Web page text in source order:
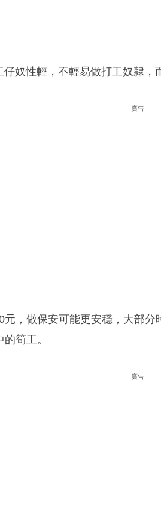
奴性輕，不輕易做打工奴隸，
廣告
，做保安可能更安穩，大部
筍工。
廣告